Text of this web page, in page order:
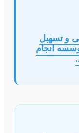
و تسهیل
انجام